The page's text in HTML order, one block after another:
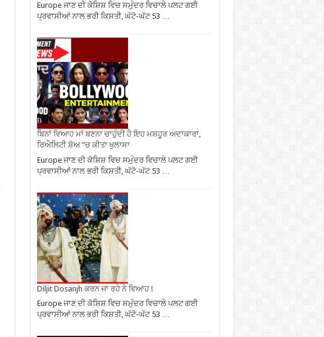
Europe ਜਾਣ ਦੀ ਕੋਸ਼ਿਸ਼ ਵਿਚ ਸਮੁੰਦਰ ਵਿਚਾਲੇ ਪਲਟ ਗਈ
ਪ੍ਰਵਾਸੀਆਂ ਨਾਲ ਭਰੀ ਕਿਸ਼ਤੀ, ਘੱਟੋ-ਘੱਟ 53 …
ਬਿਨਾਂ ਵਿਆਹ ਮਾਂ ਬਣਨਾ ਚਾਹੁੰਦੀ ਹੈ ਇਹ ਮਸ਼ਹੂਰ ਅਦਾਕਾਰਾ,
ਰਿਐਲਿਟੀ ਸ਼ੋਅ ”ਚ ਕੀਤਾ ਖੁਲਾਸਾ
Europe ਜਾਣ ਦੀ ਕੋਸ਼ਿਸ਼ ਵਿਚ ਸਮੁੰਦਰ ਵਿਚਾਲੇ ਪਲਟ ਗਈ
ਪ੍ਰਵਾਸੀਆਂ ਨਾਲ ਭਰੀ ਕਿਸ਼ਤੀ, ਘੱਟੋ-ਘੱਟ 53 …
Diljit Dosanjh ਕਰਨ ਜਾ ਰਹੇ ਨੇ ਵਿਆਹ !
Europe ਜਾਣ ਦੀ ਕੋਸ਼ਿਸ਼ ਵਿਚ ਸਮੁੰਦਰ ਵਿਚਾਲੇ ਪਲਟ ਗਈ
ਪ੍ਰਵਾਸੀਆਂ ਨਾਲ ਭਰੀ ਕਿਸ਼ਤੀ, ਘੱਟੋ-ਘੱਟ 53 …